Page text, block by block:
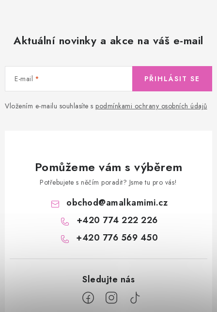
Aktuální novinky a akce na váš e-mail
E-mail
Vložením e-mailu souhlasíte s podmínkami ochrany osobních údajů
PŘIHLÁSIT SE
Pomůžeme vám s výběrem
Potřebujete s něčím poradit? Jsme tu pro vás!
obchod@amalkamimi.cz
+420 774 222 226
+420 776 569 450